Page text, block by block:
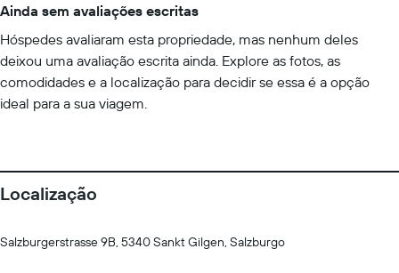
Ainda sem avaliações escritas
Hóspedes avaliaram esta propriedade, mas nenhum deles
deixou uma avaliação escrita ainda. Explore as fotos, as
comodidades e a localização para decidir se essa é a opção
ideal para a sua viagem.
Localização
Salzburgerstrasse 9B, 5340 Sankt Gilgen, Salzburgo